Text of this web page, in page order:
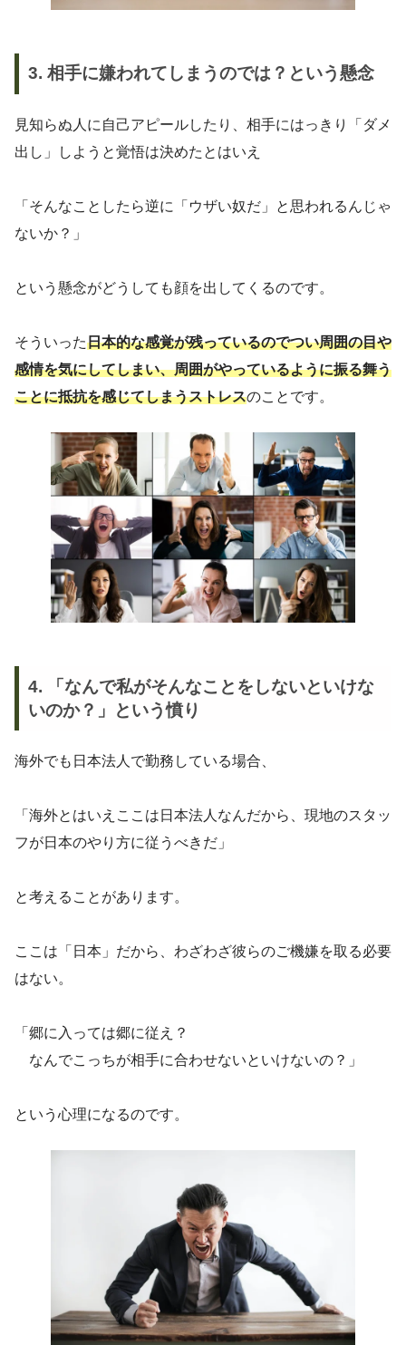
3. 相手に嫌われてしまうのでは？という懸念
見知らぬ人に自己アピールしたり、相手にはっきり「ダメ
出し」しようと覚悟は決めたとはいえ
「そんなことしたら逆に「ウザい奴だ」と思われるんじゃ
ないか？」
という懸念がどうしても顔を出してくるのです。
そういった日本的な感覚が残っているのでつい周囲の目や
感情を気にしてしまい、周囲がやっているように振る舞う
ことに抵抗を感じてしまうストレスのことです。
4. 「なんで私がそんなことをしないといけな
いのか？」という憤り
海外でも日本法人で勤務している場合、
「海外とはいえここは日本法人なんだから、現地のスタッ
フが日本のやり方に従うべきだ」
と考えることがあります。
ここは「日本」だから、わざわざ彼らのご機嫌を取る必要
はない。
「郷に入っては郷に従え？
なんでこっちが相手に合わせないといけないの？」
という心理になるのです。